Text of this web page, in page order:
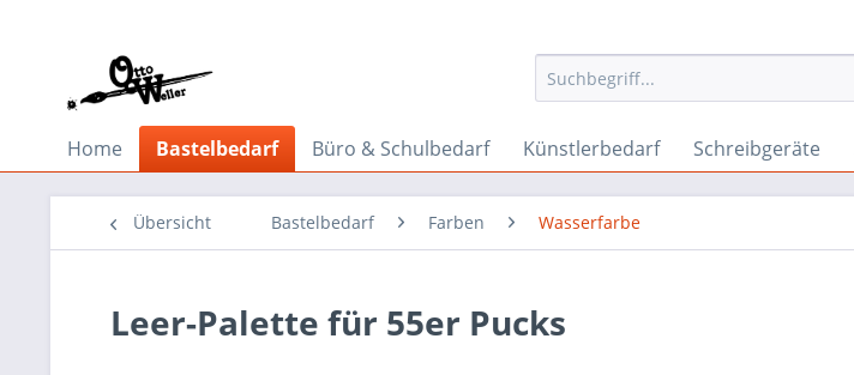
Home Bastelbedarf Büro & Schulbedarf Künstlerbedarf Schreibgeräte
Übersicht Bastelbedarf Farben Wasserfarbe
Leer-Palette für 55er Pucks